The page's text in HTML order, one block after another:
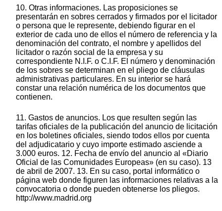
10. Otras informaciones. Las proposiciones se
presentarán en sobres cerrados y firmados por el licitador
o persona que le represente, debiendo figurar en el
exterior de cada uno de ellos el número de referencia y la
denominación del contrato, el nombre y apellidos del
licitador o razón social de la empresa y su
correspondiente N.I.F. o C.I.F. El número y denominación
de los sobres se determinan en el pliego de cláusulas
administrativas particulares. En su interior se hará
constar una relación numérica de los documentos que
contienen.
11. Gastos de anuncios. Los que resulten según las
tarifas oficiales de la publicación del anuncio de licitación
en los boletines oficiales, siendo todos ellos por cuenta
del adjudicatario y cuyo importe estimado asciende a
3.000 euros. 12. Fecha de envío del anuncio al «Diario
Oficial de las Comunidades Europeas» (en su caso). 13
de abril de 2007. 13. En su caso, portal informático o
página web donde figuren las informaciones relativas a la
convocatoria o donde pueden obtenerse los pliegos.
http://www.madrid.org